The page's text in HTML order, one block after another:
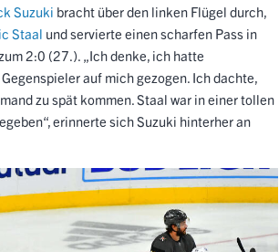
Suzuki bracht über den linken Flügel durch,
Staal und servierte einen scharfen Pass in
2:0 (27.). „Ich denke, ich hatte
auf mich gezogen. Ich dachte,
zu spät kommen. Staal war in einer tollen
erinnerte sich Suzuki hinterher an